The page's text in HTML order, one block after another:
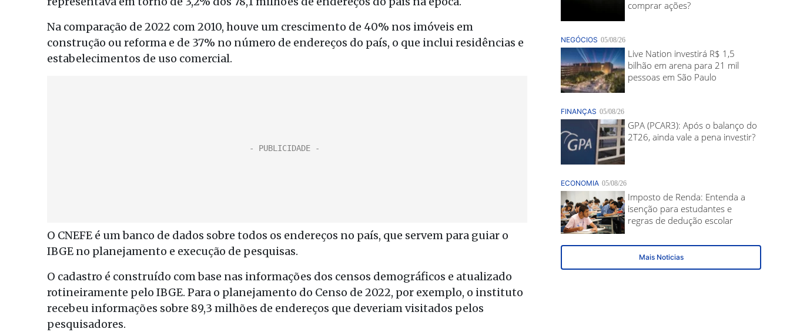
Na comparação de 2022 com 2010, houve um crescimento de 40% nos imóveis em
construção ou reforma e de 37% no número de endereços do país, o que inclui residências e
estabelecimentos de uso comercial.
O CNEFE é um banco de dados sobre todos os endereços no país, que servem para guiar o
IBGE no planejamento e execução de pesquisas.
O cadastro é construído com base nas informações dos censos demográficos e atualizado
rotineiramente pelo IBGE. Para o planejamento do Censo de 2022, por exemplo, o instituto
recebeu informações sobre 89,3 milhões de endereços que deveriam visitados pelos
pesquisadores.